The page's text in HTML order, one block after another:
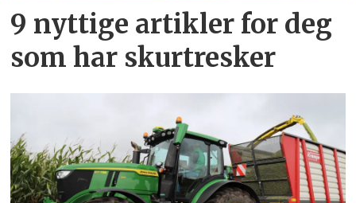
9 nyttige artikler for deg
som har skurtresker